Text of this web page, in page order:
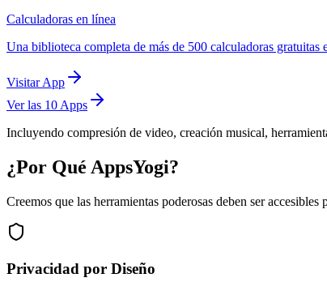
Calculadoras en línea
Una biblioteca completa de más de 500 calculadoras
Visitar App
Ver las 10 Apps
Incluyendo compresión de video, creación musical,
¿Por Qué AppsYogi?
Creemos que las herramientas poderosas deben ser
Privacidad por Diseño